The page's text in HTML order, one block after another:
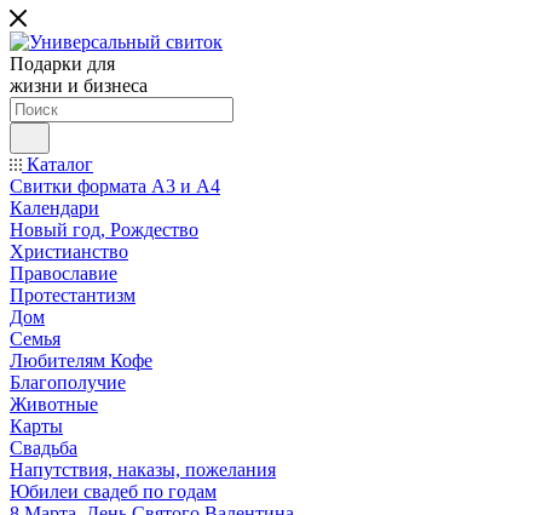
Подарки для
жизни и бизнеса
Каталог
Свитки формата А3 и А4
Календари
Новый год, Рождество
Христианство
Православие
Протестантизм
Дом
Семья
Любителям Кофе
Благополучие
Животные
Карты
Свадьба
Напутствия, наказы, пожелания
Юбилеи свадеб по годам